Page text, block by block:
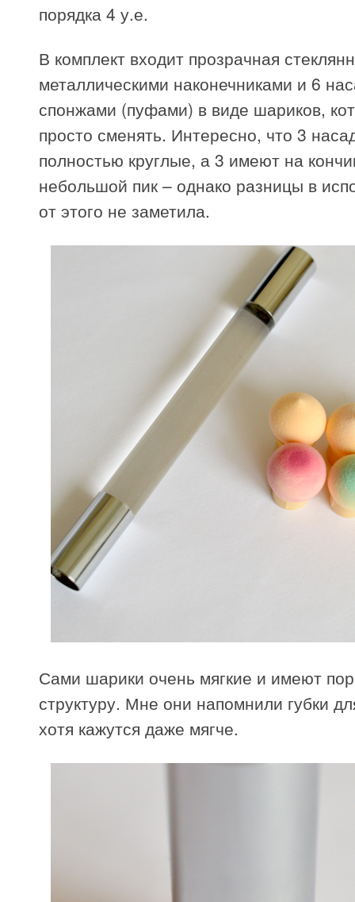
порядка 4 у.е.
В комплект входит прозрачная
металлическими наконечниками и 6
спонжами (пуфами) в виде шариков,
просто сменять. Интересно, что 3
полностью круглые, а 3 имеют на
небольшой пик – однако разницы в
от этого не заметила.
Сами шарики очень мягкие и имеют
структуру. Мне они напомнили губки
хотя кажутся даже мягче.